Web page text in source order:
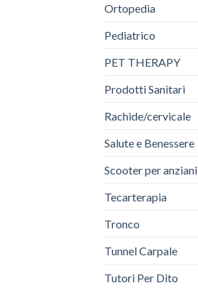
Ortopedia
Pediatrico
PET THERAPY
Prodotti Sanitari
Rachide/cervicale
Salute e Benessere
Scooter per anziani
Tecarterapia
Tronco
Tunnel Carpale
Tutori Per Dito